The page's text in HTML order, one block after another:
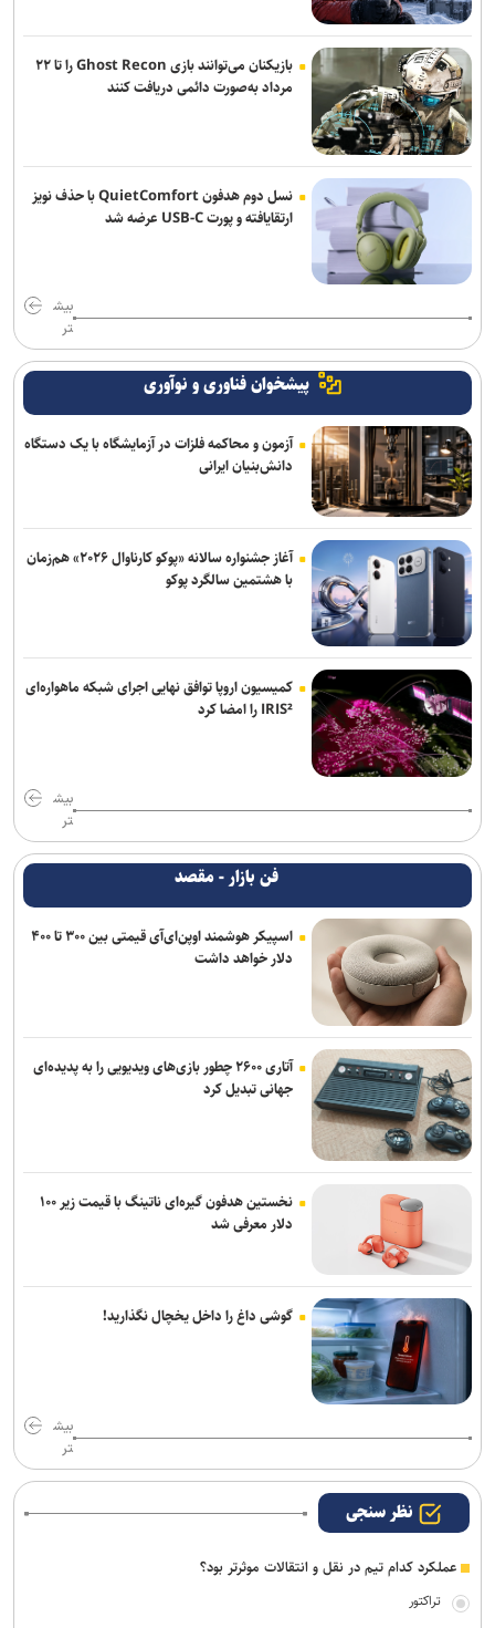
اسدی: پرسپولیس هنوز بازیکنان بزرگ کم دارد و با گل‌گهر قابل قیاس
نیست/ کار تارتار سخت‌تر از همیشه است
بازیکنان می‌توانند بازی Ghost Recon را تا ۲۲
مرداد به‌صورت دائمی دریافت کنند
نسل دوم هدفون QuietComfort با حذف نویز
ارتقایافته و پورت USB-C عرضه شد
بیش
تر
پیشخوان فناوری و نوآوری
آزمون و محاکمه فلزات در آزمایشگاه با یک دستگاه
دانش‌بنیان ایرانی
آغاز جشنواره سالانه «پوکو کارناوال ۲۰۲۶» هم‌زمان
با هشتمین سالگرد پوکو
کمیسیون اروپا توافق نهایی اجرای شبکه ماهواره‌ای
IRIS² را امضا کرد
بیش
تر
فن بازار - مقصد
اسپیکر هوشمند اوپن‌ای‌آی قیمتی بین ۳۰۰ تا ۴۰۰
دلار خواهد داشت
آتاری ۲۶۰۰ چطور بازی‌های ویدیویی را به پدیده‌ای
جهانی تبدیل کرد
نخستین هدفون گیره‌ای ناتینگ با قیمت زیر ۱۰۰
دلار معرفی شد
گوشی داغ را داخل یخچال نگذارید!
بیش
تر
نظر سنجی
عملکرد کدام تیم در نقل و انتقالات موثرتر بود؟
تراکتور